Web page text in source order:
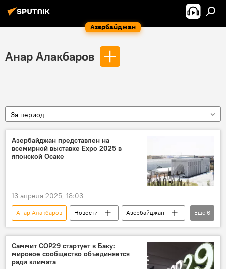
Азербайджан
Анар Алакбаров
За период
Азербайджан представлен на
всемирной выставке Expo 2025 в
японской Осаке
13 апреля 2025, 18:03
Анар Алакбаров Новости
Азербайджан
Япония
Выставка
Искусство
Центр Гейдара Алиева
Открытие
Низами Гянджеви
Еще 6
Саммит COP29 стартует в Баку:
мировое сообщество объединяется
ради климата